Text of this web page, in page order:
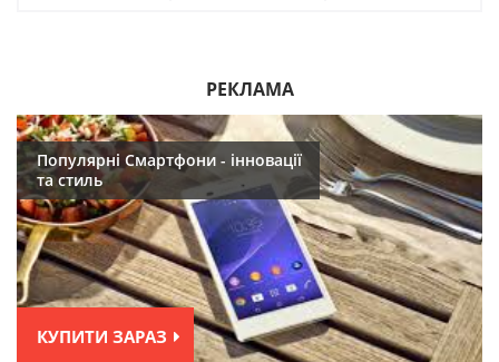
РЕКЛАМА
Популярні Смартфони - інновації
та стиль
КУПИТИ ЗАРАЗ